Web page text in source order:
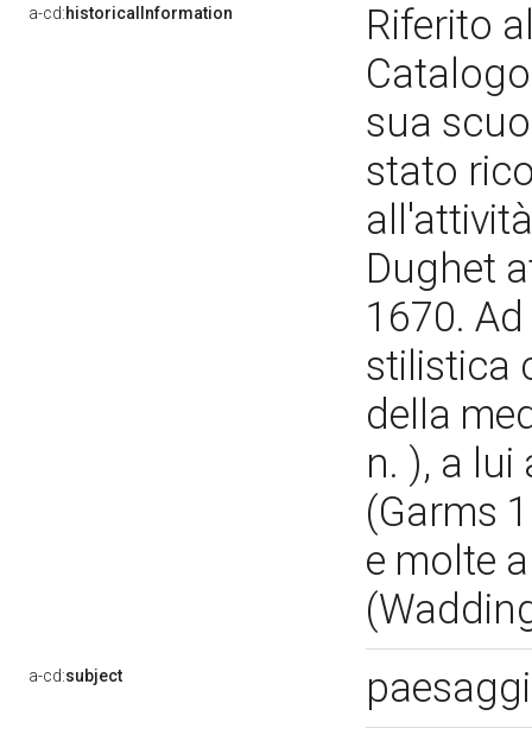
a-cd:historicalInformation
Riferito
sua
stato
Dughet
1670.
stilistica
della
n. ), a
(Garms
e molte
a-cd:subject